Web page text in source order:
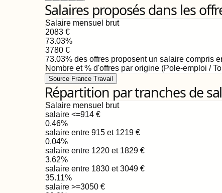
Salaires proposés dans les
Salaire mensuel brut
2083€
73.03%
3780€
73.03% des offres proposent un salaire compris
Nombre et % d'offres par origine (Pole-emploi /
Source France Travail
Répartition par tranches de
Salaire mensuel brut
salaire <=914€
0.46%
salaire entre 915 et 1219€
0.04%
salaire entre 1220 et 1829€
3.62%
salaire entre 1830 et 3049€
35.11%
salaire >=3050€